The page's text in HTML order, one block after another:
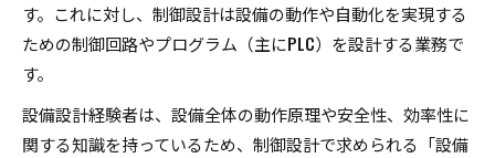
す。これに対し、制御設計は設備の動作や自動化を実現する
ための制御回路やプログラム（主にPLC）を設計する業務で
す。
設備設計経験者は、設備全体の動作原理や安全性、効率性に
関する知識を持っているため、制御設計で求められる「設備